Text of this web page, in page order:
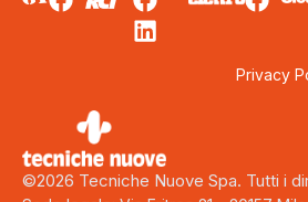
Privacy
©2026 Tecniche Nuove Spa. Tutti i